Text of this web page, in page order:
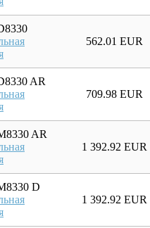
562.01 EUR
AR
709.98 EUR
AR
1 392.92 EUR
D
1 392.92 EUR